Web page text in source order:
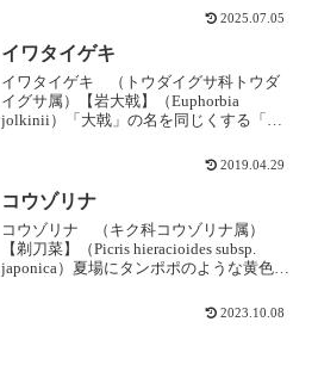
が、どうもあまり理解できません。です
が、花の拡大を見てみると、鬼の腕だけ
あ...
2025.07.05
イワタイゲキ
イワタイゲキ （トウダイグサ科トウダ
イグサ属）【岩大戟】（Euphorbia
jolkinii）「大戟」の名を同じくする「オ
が、こちらは関東以西の海岸に生える種
す。トウ...
2019.04.29
コウゾリナ
コウゾリナ （キク科コウゾリナ属）
【剃刀菜】（Picris hieracioides subsp.
japonica）夏場にタンポポのような黄色い
鋸歯があります。全国の山野や草原に立
2023.10.08